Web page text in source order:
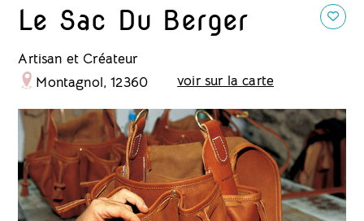
Le Sac Du Berger
Artisan et Créateur
Montagnol, 12360
voir sur la carte